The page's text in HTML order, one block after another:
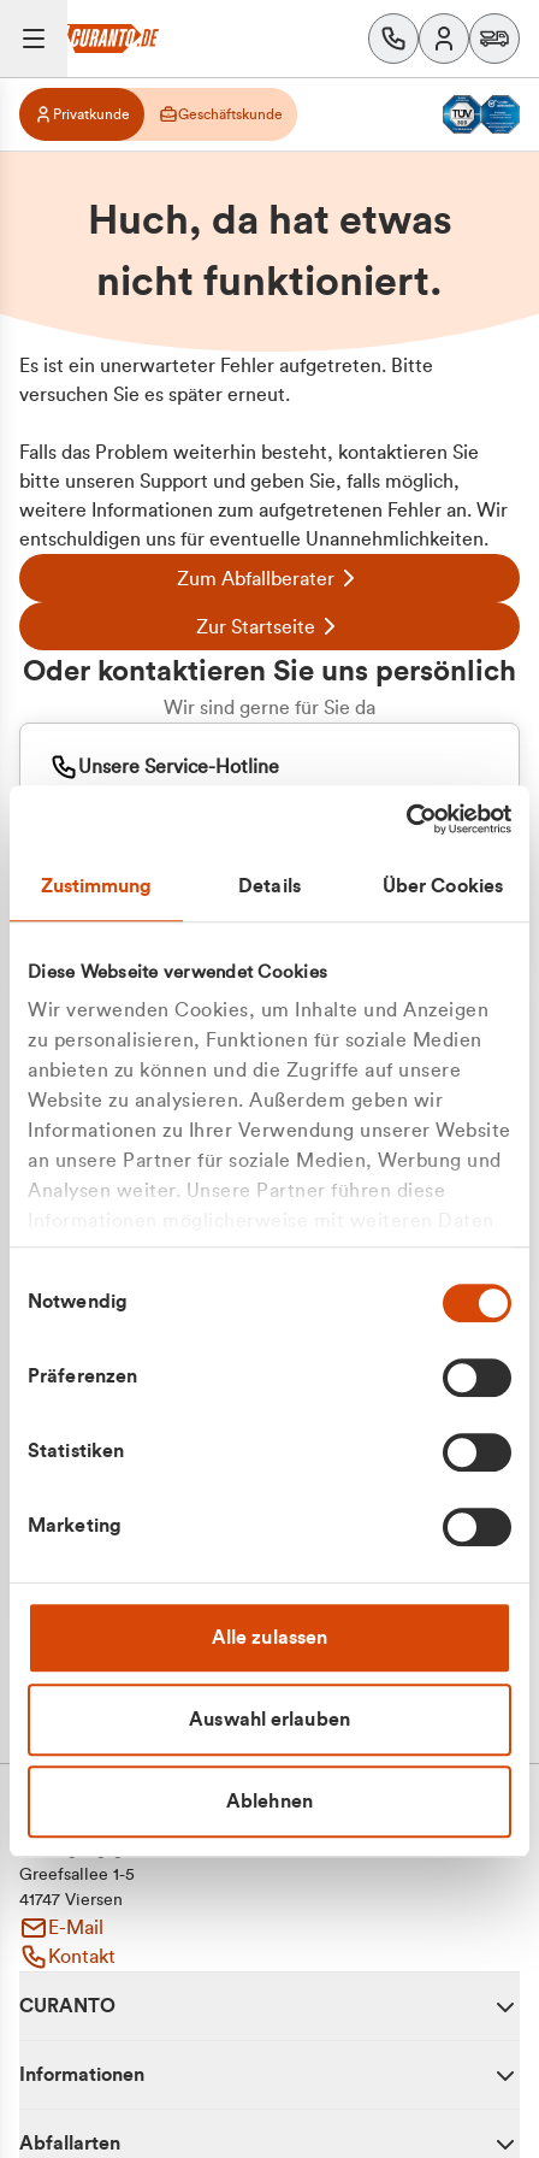
Zustimmung Details Über Cookies
Diese Webseite verwendet Cookies
Wir verwenden Cookies, um Inhalte und Anzeigen
zu personalisieren, Funktionen für soziale Medien
anbieten zu können und die Zugriffe auf unsere
Website zu analysieren. Außerdem geben wir
Informationen zu Ihrer Verwendung unserer Website
an unsere Partner für soziale Medien, Werbung und
Analysen weiter. Unsere Partner führen diese
gesammelt haben.
Notwendig
Präferenzen
Statistiken
Marketing
Alle zulassen
Auswahl erlauben
Ablehnen
Privatkunde Geschäftskunde
Huch, da hat etwas
nicht funktioniert.
Es ist ein unerwarteter Fehler aufgetreten. Bitte
versuchen Sie es später erneut.
Falls das Problem weiterhin besteht, kontaktieren Sie
bitte unseren Support und geben Sie, falls möglich,
weitere Informationen zum aufgetretenen Fehler an. Wir
entschuldigen uns für eventuelle Unannehmlichkeiten.
Zum Abfallberater
Zur Startseite
Oder kontaktieren Sie uns persönlich
Wir sind gerne für Sie da
Unsere Service-Hotline
+49 177 8376058
Apilash Balanesan
Greefsallee 1-5
41747 Viersen
E-Mail
Kontakt
CURANTO
Informationen
Abfallarten